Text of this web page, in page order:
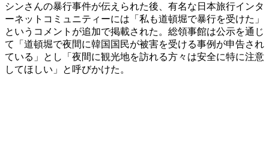
シンさんの暴行事件が伝えられた後、有名な日本旅行インタ
ーネットコミュニティーには「私も道頓堀で暴行を受けた」
というコメントが追加で掲載された。総領事館は公示を通じ
て「道頓堀で夜間に韓国国民が被害を受ける事例が申告され
ている」とし「夜間に観光地を訪れる方々は安全に特に注意
してほしい」と呼びかけた。